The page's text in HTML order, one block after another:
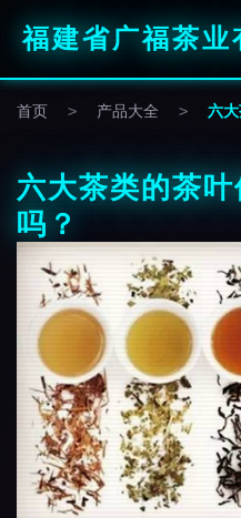
福建省广福茶业
首页 > 产品大全 > 六
六大茶类的茶
吗？